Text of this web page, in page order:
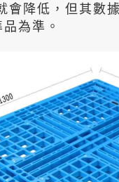
降低，但其數
為準。